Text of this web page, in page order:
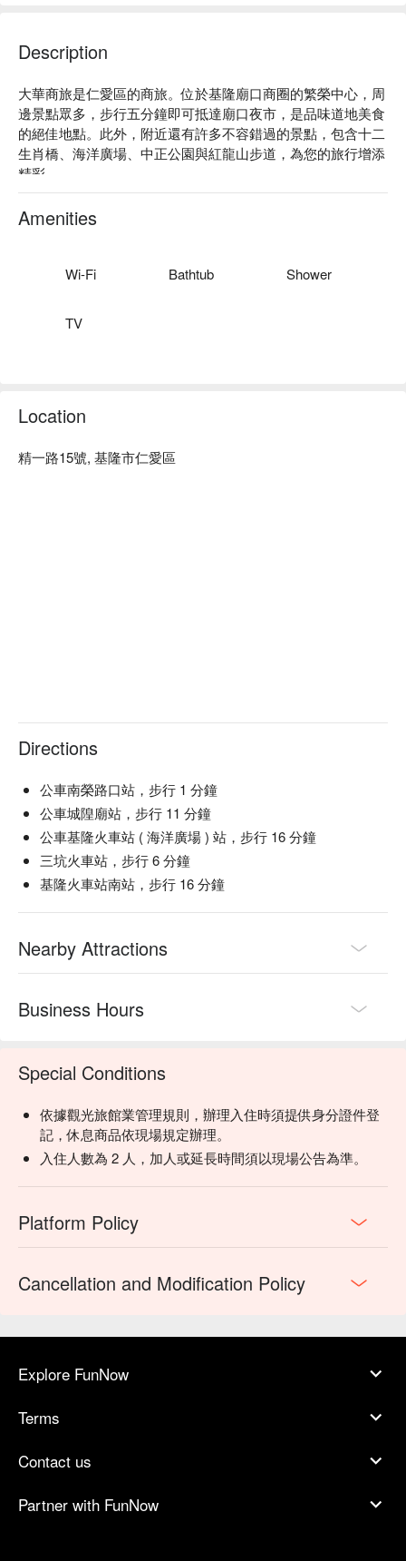
Description
大華商旅是仁愛區的商旅。位於基隆廟口商圈的繁榮中心，周
邊景點眾多，步行五分鐘即可抵達廟口夜市，是品味道地美食
的絕佳地點。此外，附近還有許多不容錯過的景點，包含十二
生肖橋、海洋廣場、中正公園與紅龍山步道，為您的旅行增添
精彩。
大華商旅評價：網友好評推薦
大華商旅推薦：不僅擁有絕佳地理位置，更提供完善貼心的服
都將為您的基隆之旅帶來豐富而美好的體驗。
Amenities
Wi-Fi Bathtub Shower
TV
Location
精一路15號, 基隆市仁愛區
Directions
公車南榮路口站，步行 1 分鐘
公車城隍廟站，步行 11 分鐘
公車基隆火車站 ( 海洋廣場 ) 站，步行 16 分鐘
三坑火車站，步行 6 分鐘
基隆火車站南站，步行 16 分鐘
Nearby Attractions
Business Hours
Special Conditions
依據觀光旅館業管理規則，辦理入住時須提供身分證件登
記，休息商品依現場規定辦理。
入住人數為 2 人，加人或延長時間須以現場公告為準。
Platform Policy
Cancellation and Modification Policy
Explore FunNow
Terms
Contact us
Partner with FunNow